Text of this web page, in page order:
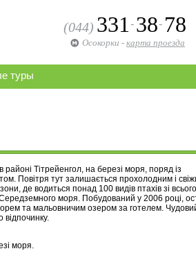
(044) 331 - 38- 78
Осокорки - карта проезда
туры
Тітрейенгол, на березі моря, поряд із
Повітря тут залишається прохолодним і
де водиться понад 100 видів птахів зі всього
моря. Побудований у 2006 році,
та мальовничим озером за готелем.
відпочинку.
моря.